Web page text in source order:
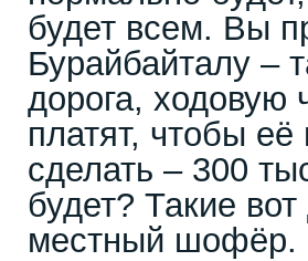
будет всем. Вы
Бурайбайталу –
дорога, ходовую
платят, чтобы
сделать – 300
будет? Такие
местный шофёр.